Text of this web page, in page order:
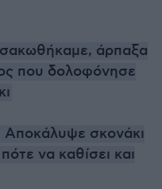
άρπαξα
που δολοφόνησε
σκονάκι
να καθίσει και